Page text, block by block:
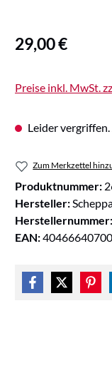
Regulärer Preis:
29,00 €
Preise inkl. MwSt.
Leider
Zum Merkzettel
Produktnummer:
Hersteller:
Herstellernummer:
EAN: